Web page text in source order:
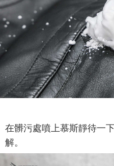
在髒污處噴上慕斯靜待一
解。